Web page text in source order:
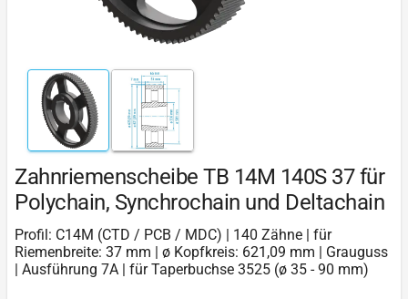
Zahnriemenscheibe TB 14M 140S 37 für
Polychain, Synchrochain und Deltachain
Profil: C14M (CTD / PCB / MDC) | 140 Zähne | für
Riemenbreite: 37 mm | ø Kopfkreis: 621,09 mm | Grauguss
| Ausführung 7A | für Taperbuchse 3525 (ø 35 - 90 mm)